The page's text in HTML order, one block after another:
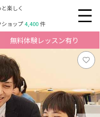
楽しく
ショップ4,400件
無料体験レッスン有り